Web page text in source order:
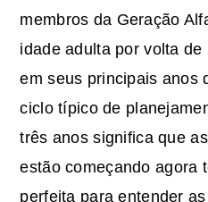
membros da Geração
idade adulta por volta de
em seus principais anos
ciclo típico de
três anos significa que
estão começando agora
perfeita para entender